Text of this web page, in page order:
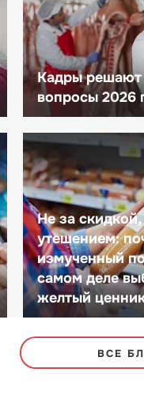
Кадры решают
вопросы 2026
Не за
утешением:
измученный
самом деле
желтый
ВСЕ